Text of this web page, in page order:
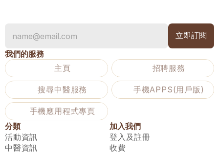
我們的服務
主頁
招聘服務
搜尋中醫服務 手機APPS(用戶版)
手機應用程式專頁
分類
活動資訊
中醫資訊
加入我們
登入及註冊
收費